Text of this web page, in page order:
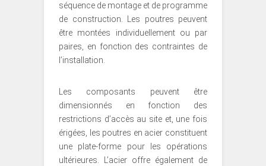
séquence de montage et de programme
de construction. Les poutres peuvent
être montées individuellement ou par
paires, en fonction des contraintes de
l’installation.
Les composants peuvent être
dimensionnés en fonction des
restrictions d’accès au site et, une fois
érigées, les poutres en acier constituent
une plate-forme pour les opérations
ultérieures. L’acier offre également de